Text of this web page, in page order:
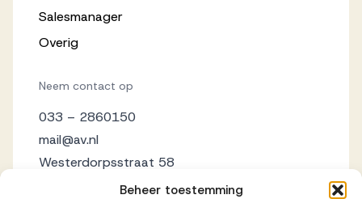
Beheer toestemming
Salesmanager
Overig
Neem contact op
033 – 2860150
mail@av.nl
Westerdorpsstraat 58
3871 AZ Hoevelaken